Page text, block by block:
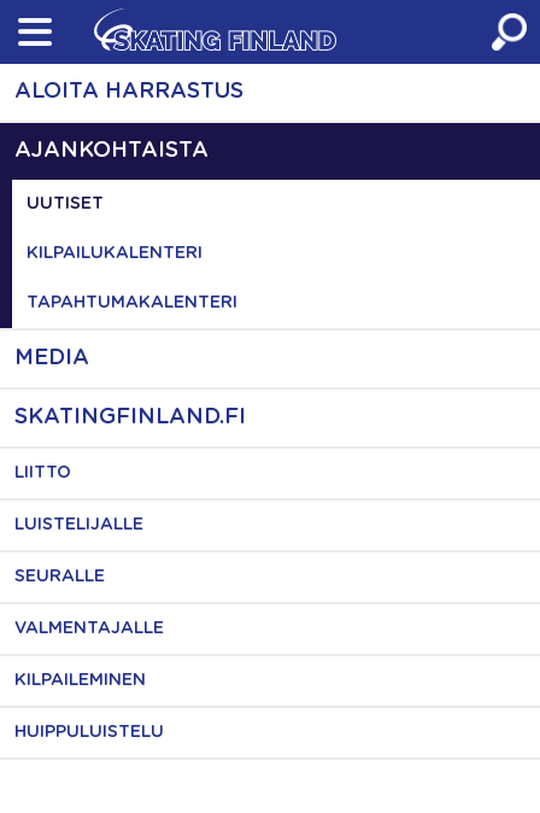
Skip
content
ALOITA HARRASTUS
AJANKOHTAISTA
UUTISET
KILPAILUKALENTERI
TAPAHTUMAKALENTERI
MEDIA
SKATINGFINLAND.FI
LIITTO
LUISTELIJALLE
SEURALLE
VALMENTAJALLE
KILPAILEMINEN
HUIPPULUISTELU